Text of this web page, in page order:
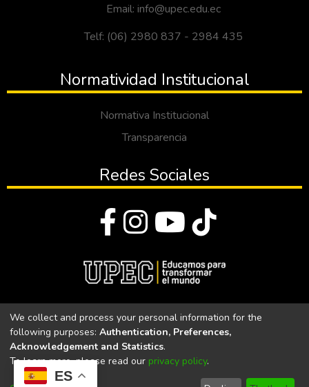
ES
Email: info@upec.edu.ec
Telf: (06) 2980 837 - 2984 435
Normatividad Institucional
Normativa Institucional
Transparencia
Redes Sociales
Universidad Politécnica Estatal del Carchi
Universidad Politécnica Estatal del Carchi | Acreditada por el
We collect and process your personal information for the
following purposes: Authentication, Preferences,
Acknowledgement and Statistics.
To learn more, please read our privacy policy.